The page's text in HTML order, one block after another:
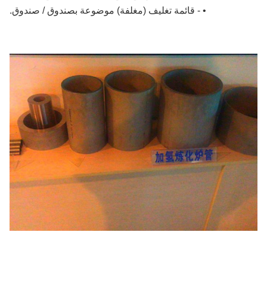
• - قائمة تغليف (مغلفة) موضوعة بصندوق / صندوق.